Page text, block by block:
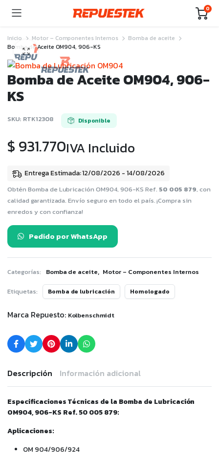
0
Inicio Motor – Componentes Internos
Bomba de aceite
Bomba de Aceite OM904, 906-KS
Bomba de Aceite OM904, 906-
KS
SKU: RTK12308 Disponible
$ 931.770IVA Incluido
Entrega Estimada: 12/08/2026 - 14/08/2026
Obtén Bomba de Lubricación OM904, 906-KS Ref. 50 005 879, con
calidad garantizada. Envío seguro en todo el país. ¡Compra sin
enredos y con confianza!
Pedido por WhatsApp
Categorías: Bomba de aceite, Motor – Componentes Internos
Etiquetas: Bomba de lubricación Homologado
Marca Repuesto: Kolbenschmidt
Descripción Información adicional
Especificaciones Técnicas de la Bomba de Lubricación
OM904, 906-KS Ref. 50 005 879:
Aplicaciones:
OM 904/906/924